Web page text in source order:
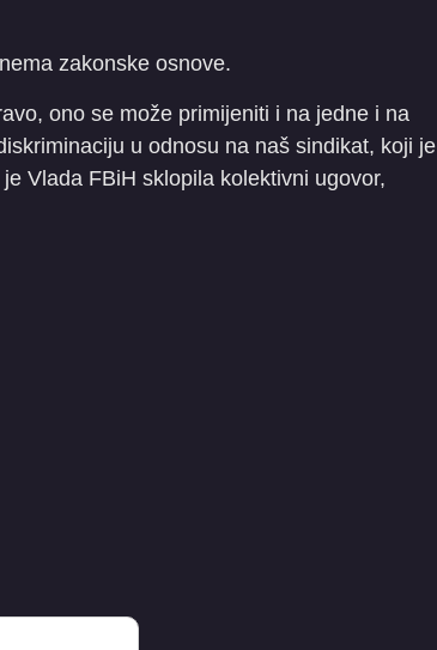
zakonske osnove.
ono se može primijeniti i na jedne i na
u odnosu na naš sindikat, koji je
Vlada FBiH sklopila kolektivni ugovor,